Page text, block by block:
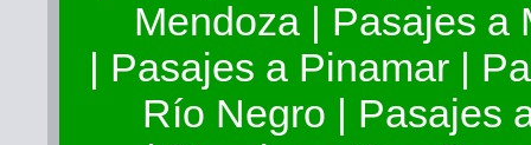
Mendoza | Pasajes a
| Pasajes a Pinamar |
Río Negro | Pasajes